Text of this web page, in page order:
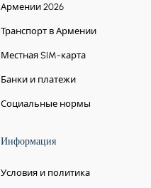
Армении 2026
Транспорт в Армении
Местная SIM-карта
Банки и платежи
Социальные нормы
Информация
Условия и политика